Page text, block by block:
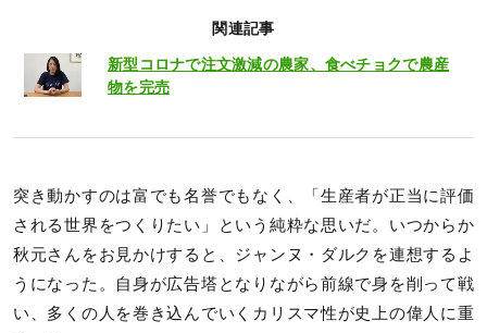
関連記事
新型コロナで注文激減の農家、食べチョクで農産
物を完売
突き動かすのは富でも名誉でもなく、「生産者が正当に評価
される世界をつくりたい」という純粋な思いだ。いつからか
秋元さんをお見かけすると、ジャンヌ・ダルクを連想するよ
うになった。自身が広告塔となりながら前線で身を削って戦
い、多くの人を巻き込んでいくカリスマ性が史上の偉人に重